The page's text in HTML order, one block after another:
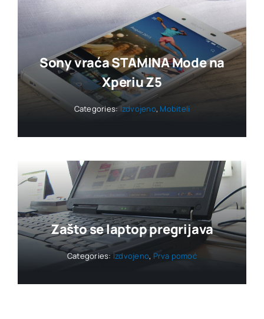
Sony vraća STAMINA Mode na
Xperiu Z5
Categories:Izdvojeno, Mobiteli
Zašto se laptop pregrijava
Categories:Izdvojeno, Prva pomoć